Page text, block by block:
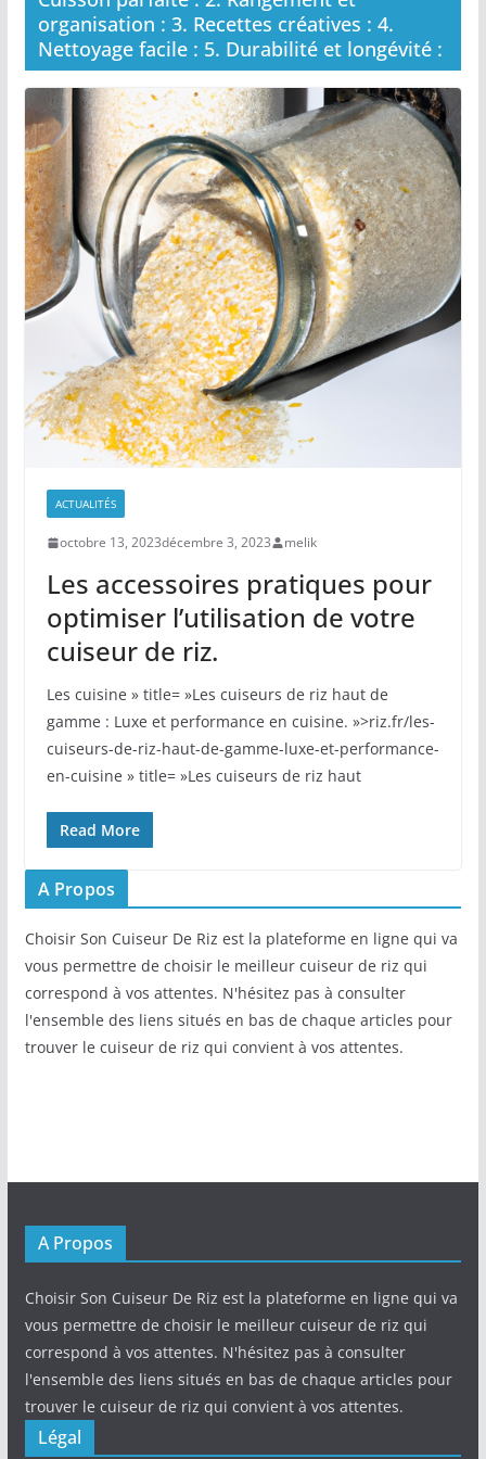
organisation : 3. Recettes créatives : 4.
Nettoyage facile : 5. Durabilité et longévité :
ACTUALITÉS
octobre 13, 2023décembre 3, 2023 melik
Les accessoires pratiques pour
optimiser l’utilisation de votre
cuiseur de riz.
Les cuisine » title= »Les cuiseurs de riz haut de
gamme : Luxe et performance en cuisine. »>riz.fr/les-
cuiseurs-de-riz-haut-de-gamme-luxe-et-performance-
en-cuisine » title= »Les cuiseurs de riz haut
Read More
A Propos
Choisir Son Cuiseur De Riz est la plateforme en ligne qui va
vous permettre de choisir le meilleur cuiseur de riz qui
correspond à vos attentes. N'hésitez pas à consulter
l'ensemble des liens situés en bas de chaque articles pour
trouver le cuiseur de riz qui convient à vos attentes.
A Propos
Choisir Son Cuiseur De Riz est la plateforme en ligne qui va
vous permettre de choisir le meilleur cuiseur de riz qui
correspond à vos attentes. N'hésitez pas à consulter
l'ensemble des liens situés en bas de chaque articles pour
trouver le cuiseur de riz qui convient à vos attentes.
Légal